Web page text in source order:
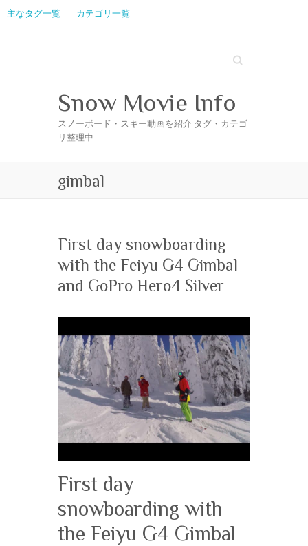
主なタグ一覧 カテゴリ一覧
Search
Snow Movie Info
スノーボード・スキー動画を紹介 タグ・カテゴ
リ整理中
gimbal
First day snowboarding
with the Feiyu G4 Gimbal
and GoPro Hero4 Silver
First day
snowboarding with
the Feiyu G4 Gimbal